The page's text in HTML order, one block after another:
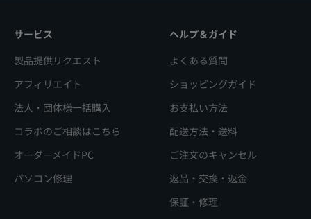
サービス
製品提供リクエスト
アフィリエイト
法人・団体様一括購入
コラボのご相談はこちら
オーダーメイドPC
パソコン修理
ヘルプ＆ガイド
よくある質問
ショッピングガイド
お支払い方法
配送方法・送料
ご注文のキャンセル
返品・交換・返金
保証・修理